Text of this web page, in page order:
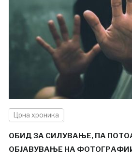
Црна хроника
ОБИД ЗА СИЛУВАЊЕ, ПА
ОБЈАВУВАЊЕ НА